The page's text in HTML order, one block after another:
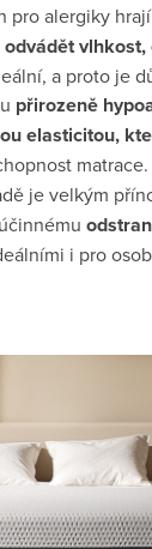
pro alergiky
a proto je
přirozeně
elasticitou,
je velkým
i pro